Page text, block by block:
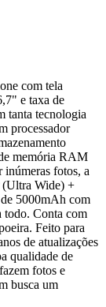
com tela
e taxa de
tanta tecnologia
processador
memória RAM
inúmeras fotos, a
(Ultra Wide) +
5000mAh com
todo. Conta com
Feito para
de atualizações
qualidade de
fotos e
busca um